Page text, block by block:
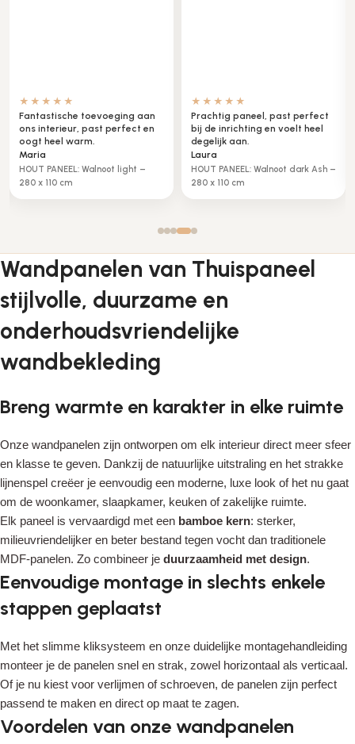
★★★★☆
Zeer tevreden, mooie luxe
uitstraling in onze zaak.
Peter
METAAL PANEEL messing brons –
280 x 110cm
★★★★★
Het is net een echte spiegel,
werkt perfect in onze hal.
Klaas
Metaal spiegel glans – 280 x
110cm
Wandpanelen van Thuispaneel
stijlvolle, duurzame en
onderhoudsvriendelijke
wandbekleding
Breng warmte en karakter in elke ruimte
Onze wandpanelen zijn ontworpen om elk interieur direct meer sfeer
en klasse te geven. Dankzij de natuurlijke uitstraling en het strakke
lijnenspel creëer je eenvoudig een moderne, luxe look of het nu gaat
om de woonkamer, slaapkamer, keuken of zakelijke ruimte.
Elk paneel is vervaardigd met een bamboe kern: sterker,
milieuvriendelijker en beter bestand tegen vocht dan traditionele
MDF-panelen. Zo combineer je duurzaamheid met design.
Eenvoudige montage in slechts enkele
stappen geplaatst
Met het slimme kliksysteem en onze duidelijke montagehandleiding
monteer je de panelen snel en strak, zowel horizontaal als verticaal.
Of je nu kiest voor verlijmen of schroeven, de panelen zijn perfect
passend te maken en direct op maat te zagen.
Voordelen van onze wandpanelen